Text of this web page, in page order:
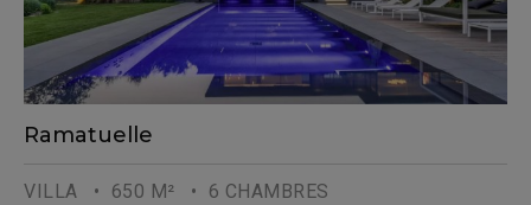
Ramatuelle
VILLA • 650 M²
• 6 CHAMBRES